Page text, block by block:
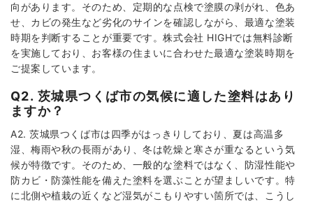
向があります。そのため、定期的な点検で塗膜の剥がれ、色あ
せ、カビの発生など劣化のサインを確認しながら、最適な塗装
時期を判断することが重要です。株式会社 HIGHでは無料診断
を実施しており、お客様の住まいに合わせた最適な塗装時期を
ご提案しています。
Q2. 茨城県つくば市の気候に適した塗料はあり
ますか？
A2. 茨城県つくば市は四季がはっきりしており、夏は高温多
湿、梅雨や秋の長雨があり、冬は乾燥と寒さが重なるという気
候が特徴です。そのため、一般的な塗料ではなく、防湿性能や
防カビ・防藻性能を備えた塗料を選ぶことが望ましいです。特
に北側や植栽の近くなど湿気がこもりやすい箇所では、こうし